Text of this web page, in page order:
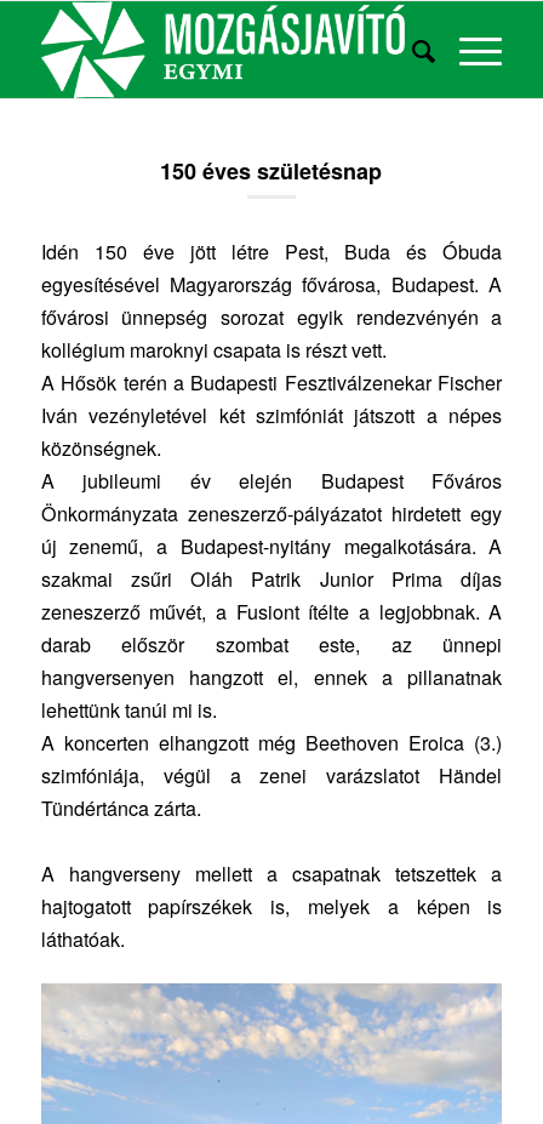
150 éves születésnap
Idén 150 éve jött létre Pest, Buda és Óbuda
egyesítésével Magyarország fővárosa, Budapest. A
fővárosi ünnepség sorozat egyik rendezvényén a
kollégium maroknyi csapata is részt vett.
A Hősök terén a Budapesti Fesztiválzenekar Fischer
Iván vezényletével két szimfóniát játszott a népes
közönségnek.
A jubileumi év elején Budapest Főváros
Önkormányzata zeneszerző-pályázatot hirdetett egy
új zenemű, a Budapest-nyitány megalkotására. A
szakmai zsűri Oláh Patrik Junior Prima díjas
zeneszerző művét, a Fusiont ítélte a legjobbnak. A
darab először szombat este, az ünnepi
hangversenyen hangzott el, ennek a pillanatnak
lehettünk tanúi mi is.
A koncerten elhangzott még Beethoven Eroica (3.)
szimfóniája, végül a zenei varázslatot Händel
Tündértánca zárta.
A hangverseny mellett a csapatnak tetszettek a
hajtogatott papírszékek is, melyek a képen is
láthatóak.